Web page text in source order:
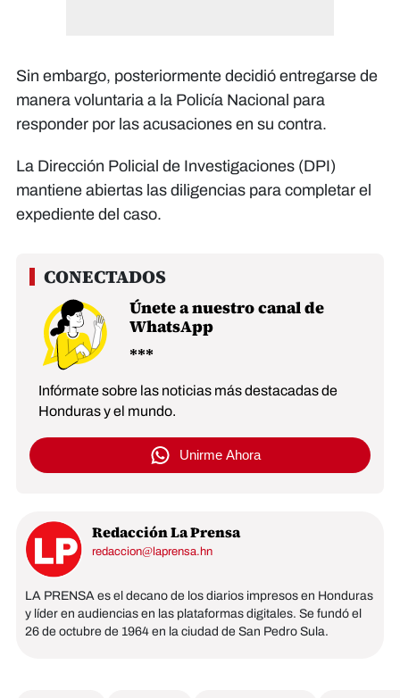
Sin embargo, posteriormente decidió entregarse de
manera voluntaria a la Policía Nacional para
responder por las acusaciones en su contra.
La Dirección Policial de Investigaciones (DPI)
mantiene abiertas las diligencias para completar el
expediente del caso.
Únete a nuestro canal de
WhatsApp
Infórmate sobre las noticias más destacadas de
Honduras y el mundo.
Unirme Ahora
Redacción La Prensa
redaccion@laprensa.hn
LA PRENSA es el decano de los diarios impresos en Honduras
y líder en audiencias en las plataformas digitales. Se fundó el
26 de octubre de 1964 en la ciudad de San Pedro Sula.